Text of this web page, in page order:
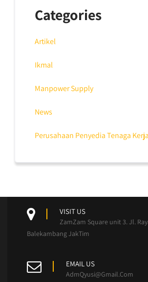
Categories
Artikel
Ikmal
Manpower Supply
News
Perusahaan Penyedia Tenaga Kerja
VISIT US
ZamZam Square unit 3. Jl.
Balekambang JakTim
EMAIL US
AdmQyusi@Gmail.Com